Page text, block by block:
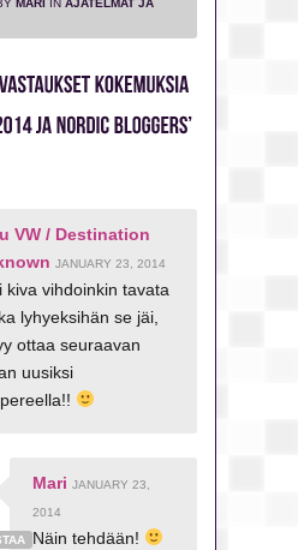
MARI IN AJATELMAT JA
VW / Destination
JANUARY 23, 2014
kiva vihdoinkin tavata
lyhyeksihän se jäi,
ottaa seuraavan
uusiksi
Mari JANUARY 23,
2014
Näin tehdään!